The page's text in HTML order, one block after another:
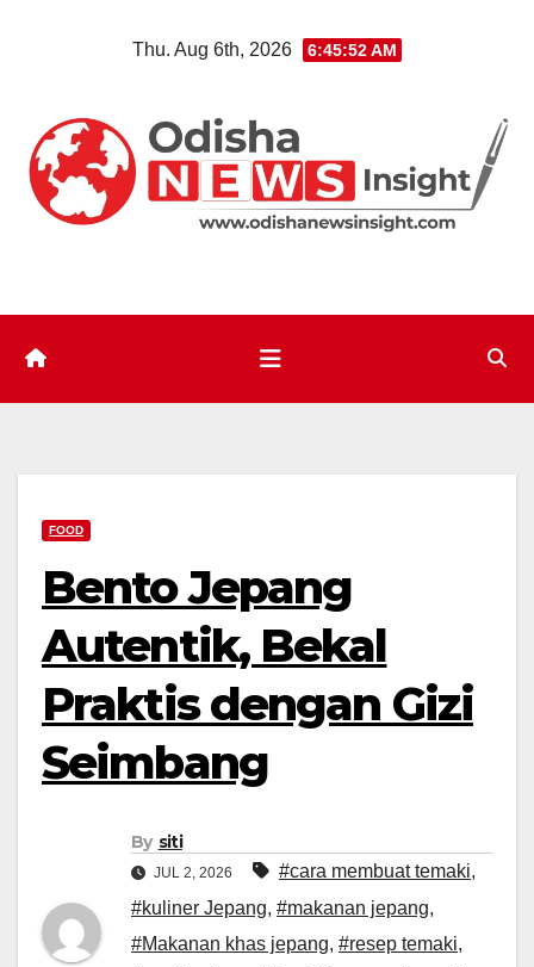
Thu. Aug 6th, 2026 6:45:53 AM
FOOD
Bento Jepang
Autentik, Bekal
Praktis dengan Gizi
Seimbang
By siti
JUL 2, 2026 #cara membuat temaki,
#kuliner Jepang, #makanan jepang,
#Makanan khas jepang, #resep temaki,